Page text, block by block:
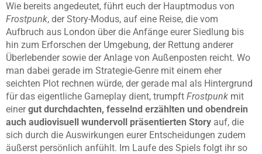
Wie bereits angedeutet, führt euch der Hauptmodus von
Frostpunk, der Story-Modus, auf eine Reise, die vom
Aufbruch aus London über die Anfänge eurer Siedlung bis
hin zum Erforschen der Umgebung, der Rettung anderer
Überlebender sowie der Anlage von Außenposten reicht. Wo
man dabei gerade im Strategie-Genre mit einem eher
seichten Plot rechnen würde, der gerade mal als Hintergrund
für das eigentliche Gameplay dient, trumpft Frostpunk mit
einergut durchdachten, fesselnd erzählten und obendrein
auch audiovisuell wundervoll präsentierten Story auf, die
sich durch die Auswirkungen eurer Entscheidungen zudem
äußerst persönlich anfühlt. Im Laufe des Spiels folgt ihr so